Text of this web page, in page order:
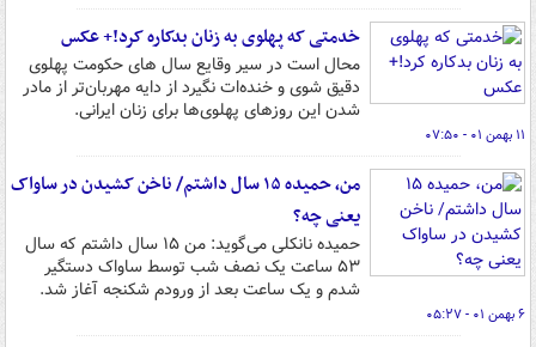
خدمتی که پهلوی به زنان بدکاره کرد!+ عکس
محال است در سیر وقایع سال های حکومت پهلوی
دقیق شوی و خنده‌ات نگیرد از دایه مهربان‌تر از مادر
شدن این روزهای پهلوی‌ها برای زنان ایرانی.
۱۱ بهمن ۰۱ - ۰۷:۵۰
من، حمیده ۱۵ سال داشتم/ ناخن کشیدن در ساواک
یعنی چه؟
حمیده نانکلی می‌گوید: من ۱۵ سال داشتم که سال
۵۳ ساعت یک نصف شب توسط ساواک دستگیر
شدم و یک ساعت بعد از ورودم شکنجه آغاز شد.
۶ بهمن ۰۱ - ۰۵:۲۷